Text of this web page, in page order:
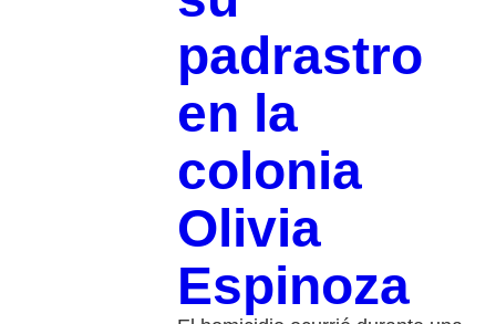
padrastro
en la
colonia
Olivia
Espinoza